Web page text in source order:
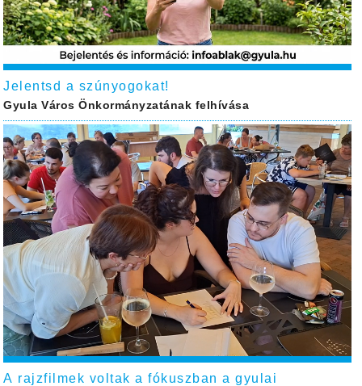
Jelentsd a szúnyogokat!
Gyula Város Önkormányzatának felhívása
A rajzfilmek voltak a fókuszban a gyulai